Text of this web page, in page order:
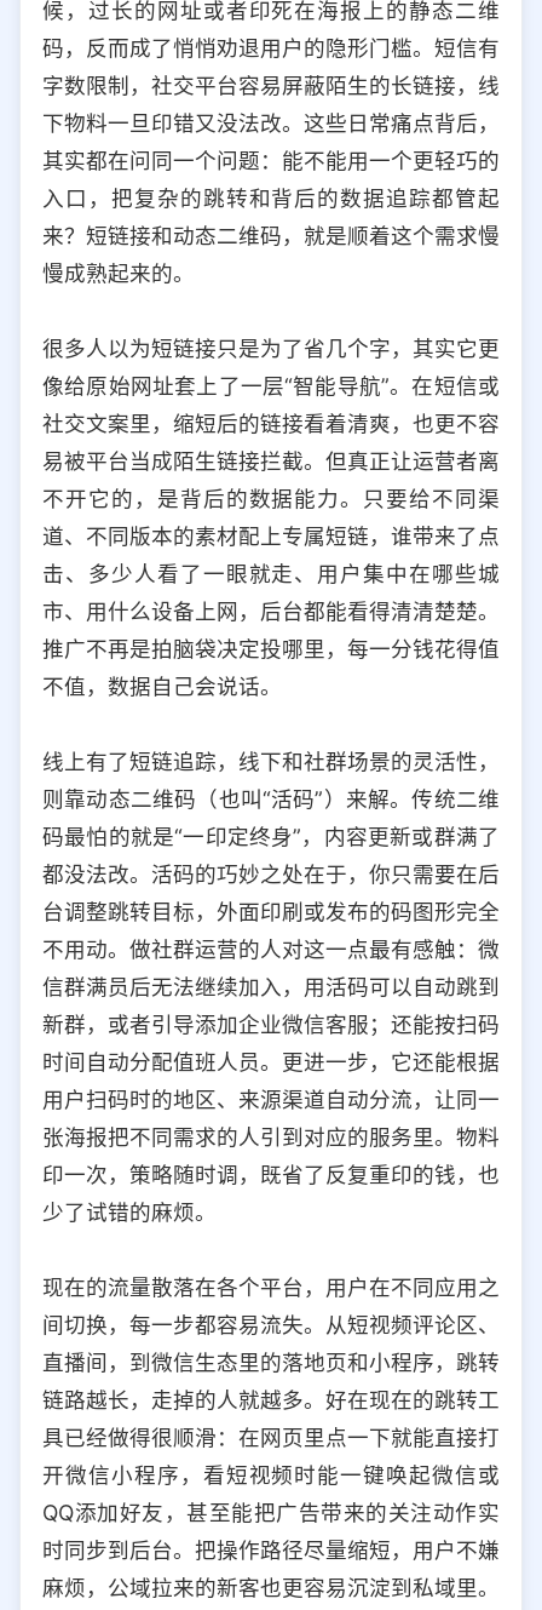
候，过长的网址或者印死在海报上的静态二维
码，反而成了悄悄劝退用户的隐形门槛。短信有
字数限制，社交平台容易屏蔽陌生的长链接，线
下物料一旦印错又没法改。这些日常痛点背后，
其实都在问同一个问题：能不能用一个更轻巧的
入口，把复杂的跳转和背后的数据追踪都管起
来？短链接和动态二维码，就是顺着这个需求慢
慢成熟起来的。
很多人以为短链接只是为了省几个字，其实它更
像给原始网址套上了一层“智能导航”。在短信或
社交文案里，缩短后的链接看着清爽，也更不容
易被平台当成陌生链接拦截。但真正让运营者离
不开它的，是背后的数据能力。只要给不同渠
道、不同版本的素材配上专属短链，谁带来了点
击、多少人看了一眼就走、用户集中在哪些城
市、用什么设备上网，后台都能看得清清楚楚。
推广不再是拍脑袋决定投哪里，每一分钱花得值
不值，数据自己会说话。
线上有了短链追踪，线下和社群场景的灵活性，
则靠动态二维码（也叫“活码”）来解。传统二维
码最怕的就是“一印定终身”，内容更新或群满了
都没法改。活码的巧妙之处在于，你只需要在后
台调整跳转目标，外面印刷或发布的码图形完全
不用动。做社群运营的人对这一点最有感触：微
信群满员后无法继续加入，用活码可以自动跳到
新群，或者引导添加企业微信客服；还能按扫码
时间自动分配值班人员。更进一步，它还能根据
用户扫码时的地区、来源渠道自动分流，让同一
张海报把不同需求的人引到对应的服务里。物料
印一次，策略随时调，既省了反复重印的钱，也
少了试错的麻烦。
现在的流量散落在各个平台，用户在不同应用之
间切换，每一步都容易流失。从短视频评论区、
直播间，到微信生态里的落地页和小程序，跳转
链路越长，走掉的人就越多。好在现在的跳转工
具已经做得很顺滑：在网页里点一下就能直接打
开微信小程序，看短视频时能一键唤起微信或
QQ添加好友，甚至能把广告带来的关注动作实
时同步到后台。把操作路径尽量缩短，用户不嫌
麻烦，公域拉来的新客也更容易沉淀到私域里。